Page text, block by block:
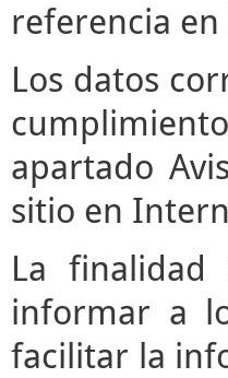
referencia en
Los datos
apartado
sitio en
La
informar a
facilitar la